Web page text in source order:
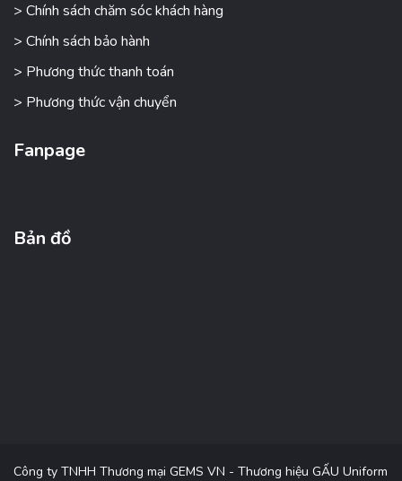
> Chính sách chăm sóc khách hàng
> Chính sách bảo hành
> Phương thức thanh toán
> Phương thức vận chuyển
Fanpage
Bản đồ
Công ty TNHH Thương mại GEMS VN - Thương hiệu GẤU Uniform